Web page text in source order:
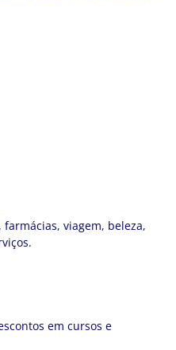
viagem, beleza,
em cursos e